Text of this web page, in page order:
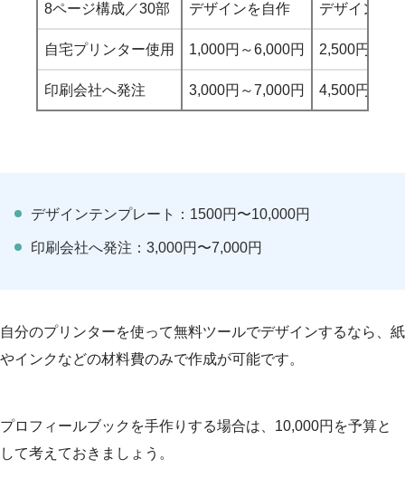
8ページ構成／30部 デザインを自作 デザインを
自宅プリンター使用 1,000円～6,000円 2,500円～
印刷会社へ発注 3,000円～7,000円 4,500円～
デザインテンプレート：1500円〜10,000円
印刷会社へ発注：3,000円〜7,000円
自分のプリンターを使って無料ツールでデザインするなら、紙
やインクなどの材料費のみで作成が可能です。
プロフィールブックを手作りする場合は、10,000円を予算と
して考えておきましょう。